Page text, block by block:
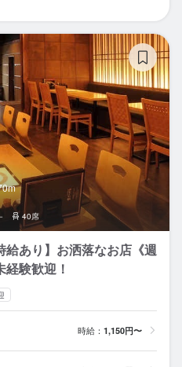
－ 40席
給あり】お洒落なお店《週
験歓迎！
時給： 1,150円〜